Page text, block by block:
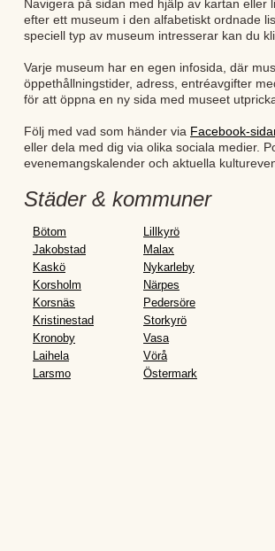
Navigera på sidan med hjälp av kartan eller
efter ett museum i den alfabetiskt ordnade
speciell typ av museum intresserar kan du
Varje museum har en egen infosida, där
öppethållningstider, adress, entréavgifter
för att öppna en ny sida med museet
Följ med vad som händer via Facebook-
eller dela med dig via olika sociala medier.
evenemangskalender och aktuella
Städer & kommuner
Bötom
Jakobstad
Kaskö
Korsholm
Korsnäs
Kristinestad
Kronoby
Laihela
Larsmo
Lillkyrö
Malax
Nykarleby
Närpes
Pedersöre
Storkyrö
Vasa
Vörå
Östermark